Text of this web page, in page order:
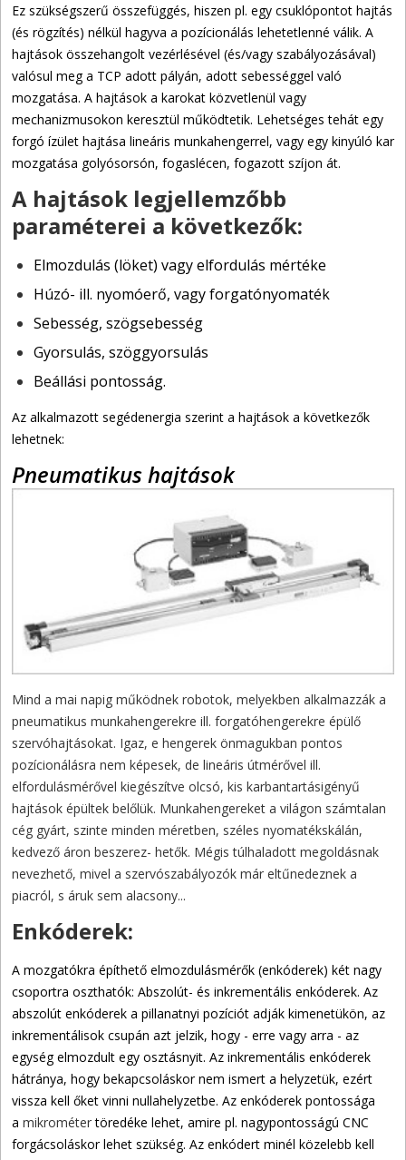
Ez szükségszerű összefüggés, hiszen pl. egy csuklópontot hajtás
(és rögzítés) nélkül hagyva a pozícionálás lehetetlenné válik. A
hajtások összehangolt vezérlésével (és/vagy szabályozásával)
valósul meg a TCP adott pályán, adott sebességgel való
mozgatása. A hajtások a karokat közvetlenül vagy
mechanizmusokon keresztül működtetik. Lehetséges tehát egy
forgó ízület hajtása lineáris munkahengerrel, vagy egy kinyúló kar
mozgatása golyósorsón, fogaslécen, fogazott szíjon át.
A hajtások legjellemzőbb
paraméterei a következők:
Elmozdulás (löket) vagy elfordulás mértéke
Húzó- ill. nyomóerő, vagy forgatónyomaték
Sebesség, szögsebesség
Gyorsulás, szöggyorsulás
Beállási pontosság.
Az alkalmazott segédenergia szerint a hajtások a következők
lehetnek:
Pneumatikus hajtások
Mind a mai napig működnek robotok, melyekben alkalmazzák a
pneumatikus munkahengerekre ill. forgatóhengerekre épülő
szervóhajtásokat. Igaz, e hengerek önmagukban pontos
pozícionálásra nem képesek, de lineáris útmérővel ill.
elfordulásmérővel kiegészítve olcsó, kis karbantartásigényű
hajtások épültek belőlük. Munkahengereket a világon számtalan
cég gyárt, szinte minden méretben, széles nyomatékskálán,
kedvező áron beszerez- hetők. Mégis túlhaladott megoldásnak
nevezhető, mivel a szervószabályozók már eltűnedeznek a
piacról, s áruk sem alacsony...
Enkóderek:
A mozgatókra építhető elmozdulásmérők (enkóderek) két nagy
csoportra oszthatók: Abszolút- és inkrementális enkóderek. Az
abszolút enkóderek a pillanatnyi pozíciót adják kimenetükön, az
inkrementálisok csupán azt jelzik, hogy - erre vagy arra - az
egység elmozdult egy osztásnyit. Az inkrementális enkóderek
hátránya, hogy bekapcsoláskor nem ismert a helyzetük, ezért
vissza kell őket vinni nullahelyzetbe. Az enkóderek pontossága
a mikrométer töredéke lehet, amire pl. nagypontosságú CNC
forgácsoláskor lehet szükség. Az enkódert minél közelebb kell